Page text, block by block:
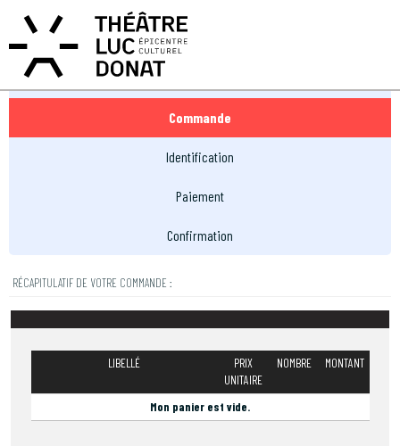
MON COMPTE
Commande
Identification
Paiement
Confirmation
RÉCAPITULATIF DE VOTRE COMMANDE :
LIBELLÉ
PRIX
UNITAIRE
NOMBRE MONTANT
Mon panier est vide.